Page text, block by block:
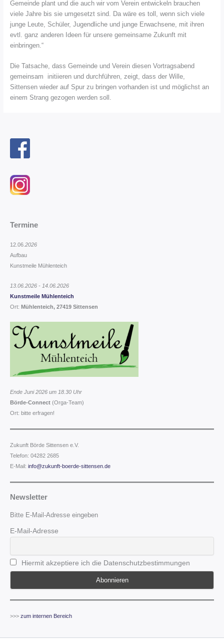
Gemeinde plant und die auch wir vom Verein entwickeln brauchen
viele Jahre bis sie umgesetzt sind. Da wäre es toll, wenn sich viele
junge Leute, Schüler, Jugendliche und junge Erwachsene, mit ihren
evtl. ganz anderen Ideen für unsere gemeinsame Zukunft mit
einbringen.“
Die Tatsache, dass Gemeinde und Verein diesen Vortragsabend
gemeinsam initiieren und durchführen, zeigt, dass der Wille,
Sittensen wieder auf Spur zu bringen vorhanden ist und möglichst an
einem Strang gezogen werden soll.
Termine
12.06. 2026
Aufbau
Kunstmeile Mühlenteich
13.06.2026 - 14.06.2026
Kunstmeile Mühlenteich
Ort: Mühlenteich, 27419 Sittensen
Ende Juni 2026 um 18.30 Uhr
Börde-Connect(Orga-Team)
Ort: bitte erfragen!
Zukunft Börde Sittensen e.V.
Telefon: 04282 2685
E-Mail: info@zukunft-boerde-sittensen.de
Newsletter
Bitte E-Mail-Adresse eingeben
E-Mail-Adresse
Hiermit akzeptiere ich die Datenschutzbestimmungen
>>> zum internen Bereich